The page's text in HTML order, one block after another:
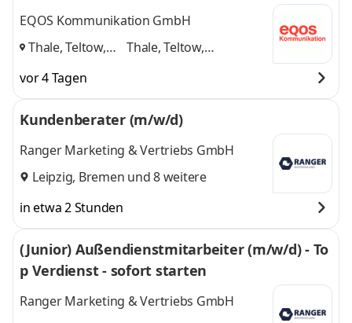
EQOS Kommunikation GmbH
Thale, Teltow,
Thale, Teltow,
vor 4 Tagen
Kundenberater (m/w/d)
Ranger Marketing & Vertriebs GmbH
Leipzig, Bremen und 8 weitere
in etwa 2 Stunden
(Junior) Außendienstmitarbeiter (m/w/d) - To
p Verdienst - sofort starten
Ranger Marketing & Vertriebs GmbH